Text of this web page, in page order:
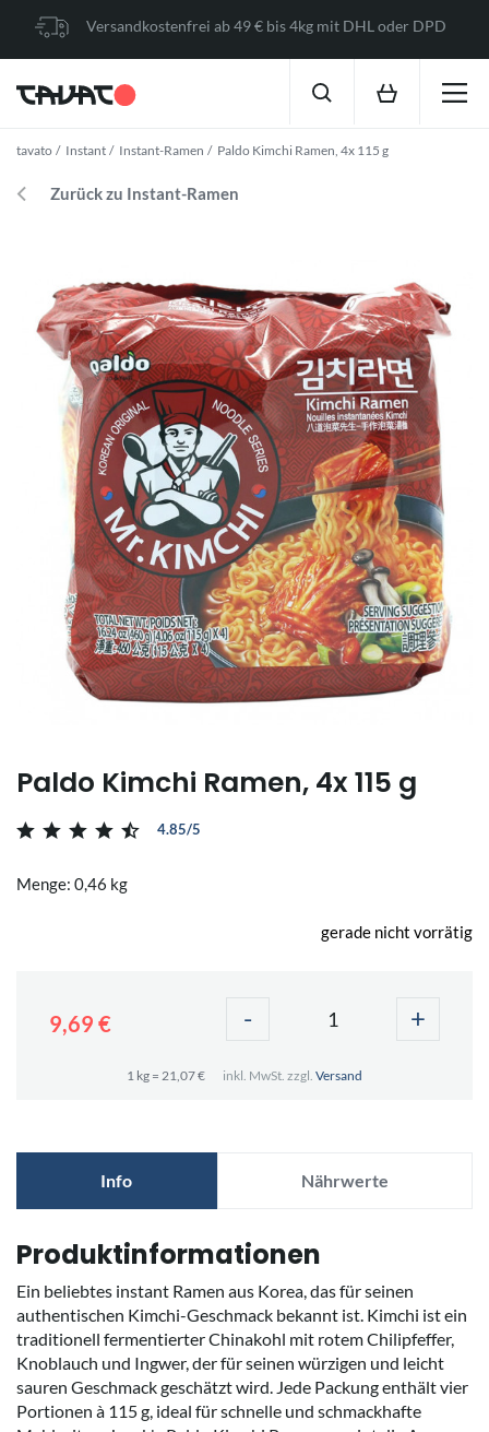
Versandkostenfrei ab 49 € bis 4kg mit DHL oder DPD
tavato Instant Instant-Ramen Paldo Kimchi Ramen, 4x 115 g
Zurück zu Instant-Ramen
Paldo Kimchi Ramen, 4x 115 g
4.85/5
Menge: 0,46 kg
gerade nicht vorrätig
9,69 € - +
1 kg = 21,07 € inkl. MwSt. zzgl. Versand
Info Nährwerte
Produktinformationen
Ein beliebtes instant Ramen aus Korea, das für seinen
authentischen Kimchi-Geschmack bekannt ist. Kimchi ist ein
traditionell fermentierter Chinakohl mit rotem Chilipfeffer,
Knoblauch und Ingwer, der für seinen würzigen und leicht
sauren Geschmack geschätzt wird. Jede Packung enthält vier
Portionen à 115 g, ideal für schnelle und schmackhafte